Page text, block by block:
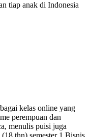
tiap anak di Indonesia
kelas online yang
perempuan dan
menulis puisi juga
thn) semester 1 Bisnis